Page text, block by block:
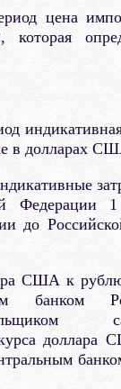
цена
которая
в долларах
Федерации
до
США к
банком
курса